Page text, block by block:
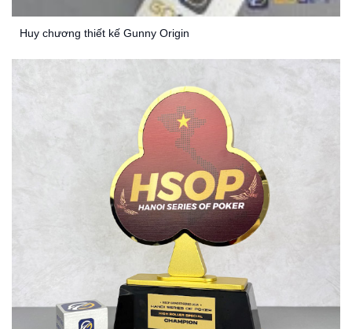
Huy chương thiết kế Gunny Origin